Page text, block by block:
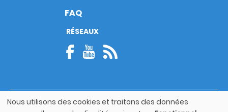
FAQ
RÉSEAUX
© Copyright 2026
Utilisation
Nous utilisons des cookies et traitons des données